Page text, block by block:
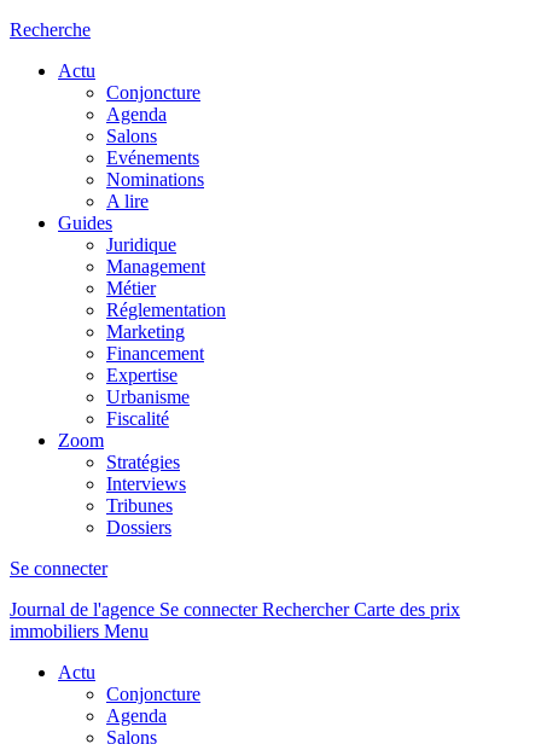
Recherche
Actu
Conjoncture
Agenda
Salons
Evénements
Nominations
A lire
Guides
Juridique
Management
Métier
Réglementation
Marketing
Financement
Expertise
Urbanisme
Fiscalité
Zoom
Stratégies
Interviews
Tribunes
Dossiers
Se connecter
Journal de l'agence Se connecterRechercher Carte des prix
immobiliers Menu
Actu
Conjoncture
Agenda
Salons